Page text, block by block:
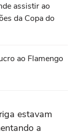
assistir ao
da Copa do
ao Flamengo
estavam
a